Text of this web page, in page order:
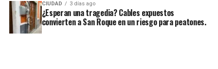
CIUDAD 3 días ago
¿Esperan una tragedia? Cables expuestos
convierten a San Roque en un riesgo para peatones.